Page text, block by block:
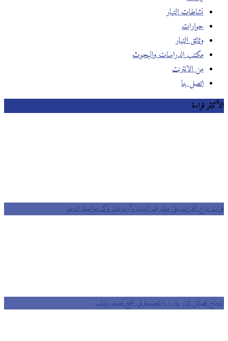
نشاطات التيار
حوارات
وثائق التيار
مكتب الدراسات والبحوث
من الانترنت
اتصل بنا
الأكثر قراءة
قوات درع الفرات على مشارف الباب وأردوغان يؤكد مواصلة الدعم
اندماج فصائل ثوار داريا والمعضمية في تجمع جديد بإدلب